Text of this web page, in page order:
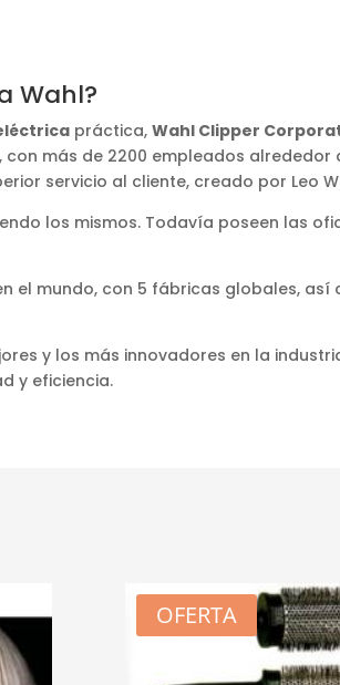
Wahl?
práctica, Wahl Clipper
más de 2200 empleados alrededor
servicio al cliente, creado por Leo
los mismos. Todavía poseen las
el mundo, con 5 fábricas globales, así
y los más innovadores en la
y eficiencia.
OFERTA